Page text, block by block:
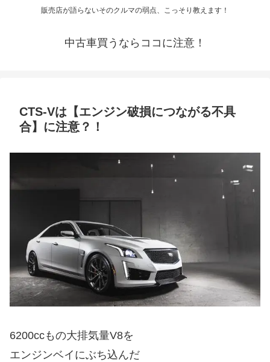
販売店が語らないそのクルマの弱点、こっそり教えます！
中古車買うならココに注意！
CTS-Vは【エンジン破損につながる不具
合】に注意？！
6200ccもの大排気量V8を
エンジンベイにぶち込んだ